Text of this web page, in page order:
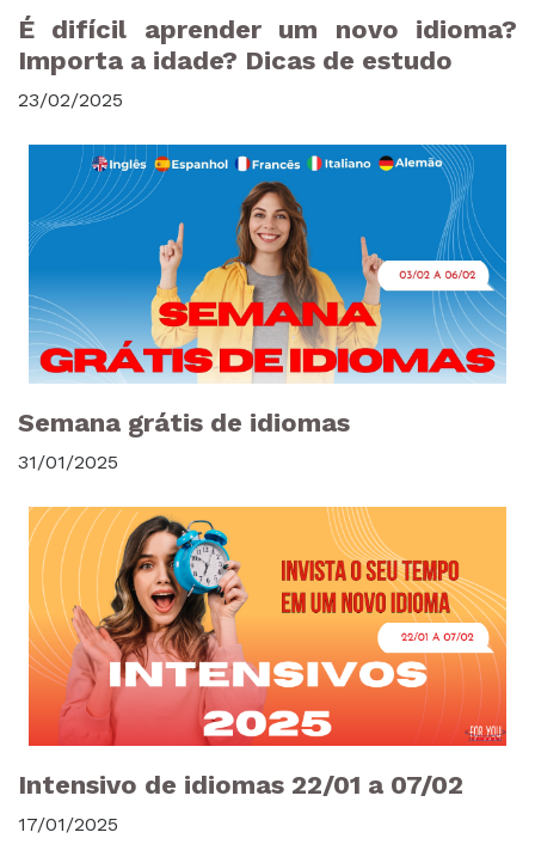
É difícil aprender um novo idioma?
Importa a idade? Dicas de estudo
23/02/2025
Semana grátis de idiomas
31/01/2025
Intensivo de idiomas 22/01 a 07/02
17/01/2025